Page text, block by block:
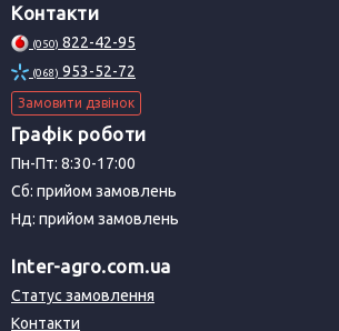
Контакти
(050) 822-42-95
(068) 953-52-72
Замовити дзвінок
Графік роботи
Пн-Пт: 8:30-17:00
Сб: прийом замовлень
Нд: прийом замовлень
Inter-agro.com.ua
Статус замовлення
Контакти